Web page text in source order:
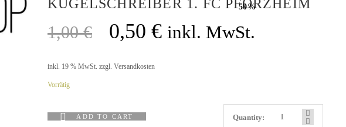
U9 / F1 (2012)
1. CFR PFORZHEIM 1896
SAISON 2016/2017
CLUBHAUS
50%
KUGELSCHREIBER 1. FC PFORZHEIM
1,00€ 0,50 € inkl. MwSt.
inkl. 19 % MwSt. zzgl. Versandkosten
Vorrätig
Quantity:
ADD TO CART